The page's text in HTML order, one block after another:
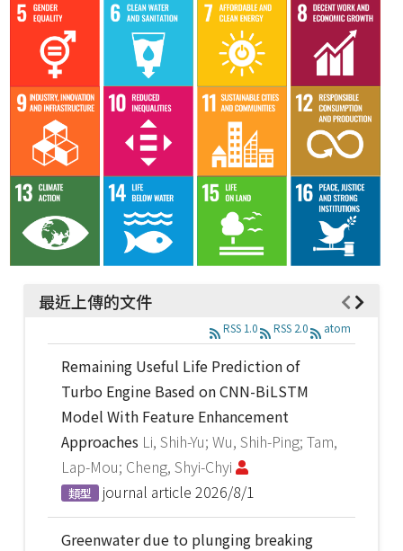
最近上傳的文件
RSS 1.0 RSS 2.0 atom
Remaining Useful Life Prediction of
Turbo Engine Based on CNN-BiLSTM
Model With Feature Enhancement
Approaches Li, Shih-Yu; Wu, Shih-Ping; Tam,
Lap-Mou; Cheng, Shyi-Chyi
類型 journal article 2026/8/1
Greenwater due to plunging breaking